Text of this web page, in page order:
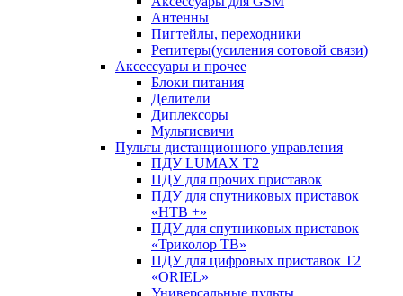
Антенны
Пигтейлы, переходники
Репитеры(усиления сотовой связи)
Аксессуары и прочее
Блоки питания
Делители
Диплексоры
Мультисвичи
Пульты дистанционного управления
ПДУ LUMAX Т2
ПДУ для прочих приставок
ПДУ для спутниковых приставок
«НТВ +»
ПДУ для спутниковых приставок
«Триколор ТВ»
ПДУ для цифровых приставок Т2
«ORIEL»